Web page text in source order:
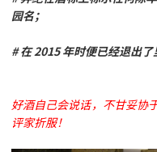
园名；
# 在 2015 年时便已经退出了
好酒自己会说话，不甘妥协
评家折服！